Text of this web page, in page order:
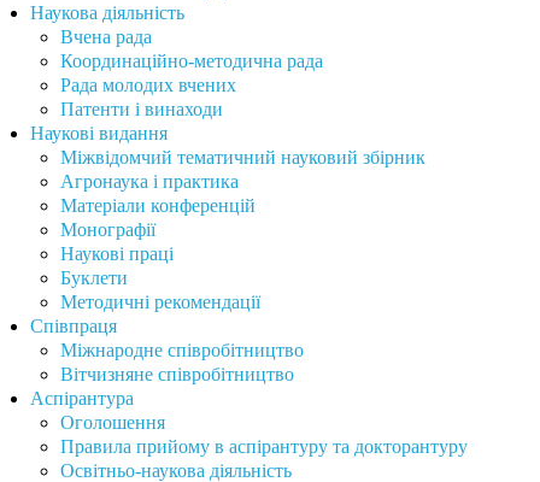
Наукова діяльність
Вчена рада
Координаційно-методична рада
Рада молодих вчених
Патенти і винаходи
Наукові видання
Міжвідомчий тематичний науковий збірник
Агронаука і практика
Матеріали конференцій
Монографії
Наукові праці
Буклети
Методичні рекомендації
Співпраця
Міжнародне співробітництво
Вітчизняне співробітництво
Аспірантура
Оголошення
Правила прийому в аспірантуру та докторантуру
Освітньо-наукова діяльність